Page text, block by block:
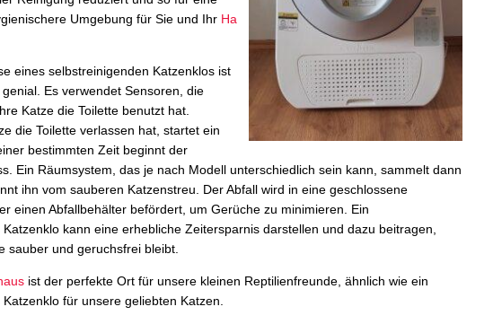
Umgebung für Sie und Ihr Ha
eines selbstreinigenden Katzenklos ist
Es verwendet Sensoren, die
Katze die Toilette benutzt hat.
die Toilette verlassen hat, startet ein
bestimmten Zeit beginnt der
Ein Räumsystem, das je nach Modell unterschiedlich sein kann, sammelt dann
ihn vom sauberen Katzenstreu. Der Abfall wird in eine geschlossene
einen Abfallbehälter befördert, um Gerüche zu minimieren. Ein
kann eine erhebliche Zeitersparnis darstellen und dazu beitragen,
sauber und geruchsfrei bleibt.
ist der perfekte Ort für unsere kleinen Reptilienfreunde, ähnlich wie ein
für unsere geliebten Katzen.